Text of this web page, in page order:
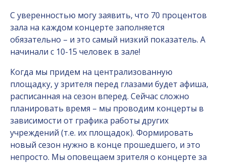
С уверенностью могу заявить, что 70 процентов
зала на каждом концерте заполняется
обязательно – и это самый низкий показатель. А
начинали с 10-15 человек в зале!
Когда мы придем на централизованную
площадку, у зрителя перед глазами будет афиша,
расписанная на сезон вперед. Сейчас сложно
планировать время – мы проводим концерты в
зависимости от графика работы других
учреждений (т.е. их площадок). Формировать
новый сезон нужно в конце прошедшего, и это
непросто. Мы оповещаем зрителя о концерте за